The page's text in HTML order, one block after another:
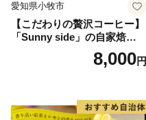
愛知県小牧市
【こだわりの贅沢コーヒー】
「Sunny side」の自家焙煎珈
琲こまきブレンド（200g）
8,000円